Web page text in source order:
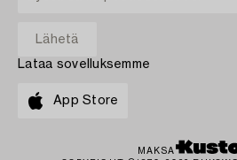
Lataa sovelluksemme
App Store
MAKSA